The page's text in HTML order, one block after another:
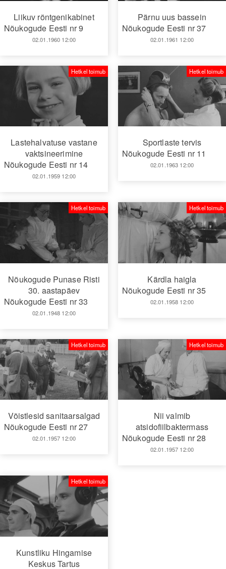
Liikuv röntgenikabinet
Nõukogude Eesti nr 9
02.01.1960 12:00
Pärnu uus bassein
Nõukogude Eesti nr 37
02.01.1961 12:00
Lastehalvatuse vastane
vaktsineerimine
Nõukogude Eesti nr 14
02.01.1959 12:00
Hetkel toimub
Sportlaste tervis
Nõukogude Eesti nr 11
02.01.1963 12:00
Hetkel toimub
Nõukogude Punase Risti
30. aastapäev
Nõukogude Eesti nr 33
02.01.1948 12:00
Hetkel toimub
Kärdla haigla
Nõukogude Eesti nr 35
02.01.1958 12:00
Hetkel toimub
Võistlesid sanitaarsalgad
Nõukogude Eesti nr 27
02.01.1957 12:00
Hetkel toimub
Nii valmib
atsidofiilbaktermass
Nõukogude Eesti nr 28
02.01.1957 12:00
Hetkel toimub
Kunstliku Hingamise
Keskus Tartus
Hetkel toimub